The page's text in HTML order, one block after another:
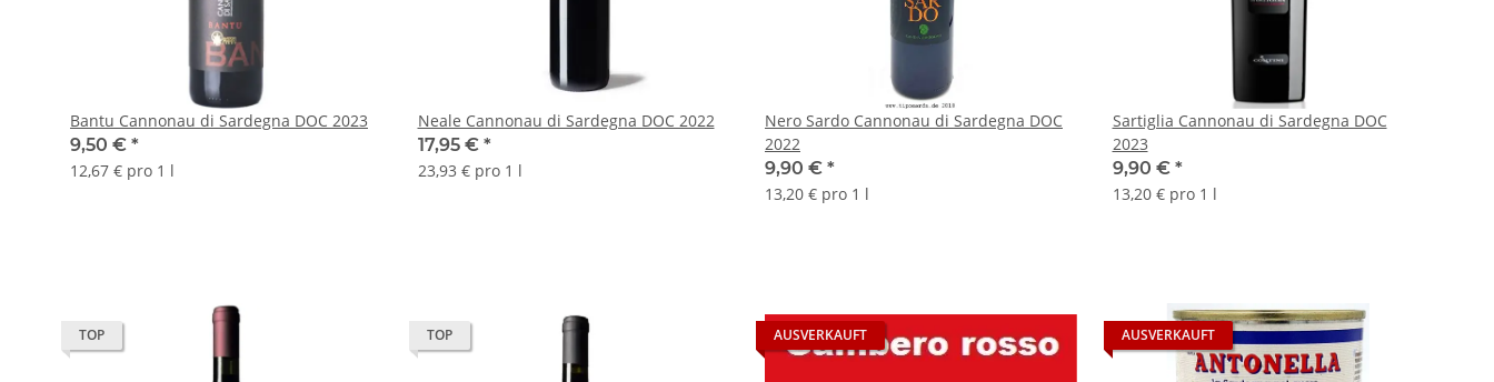
Bantu Cannonau di Sardegna DOC 2023
9,50 € *
12,67 € pro 1 l
Neale Cannonau di Sardegna DOC 2022
17,95 € *
23,93 € pro 1 l
Nero Sardo Cannonau di Sardegna DOC
2022
9,90 € *
13,20 € pro 1 l
Sartiglia Cannonau di Sardegna DOC
2023
9,90 € *
13,20 € pro 1 l
TOP TOP AUSVERKAUFT AUSVERKAUFT